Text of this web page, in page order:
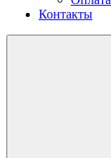
Контакты